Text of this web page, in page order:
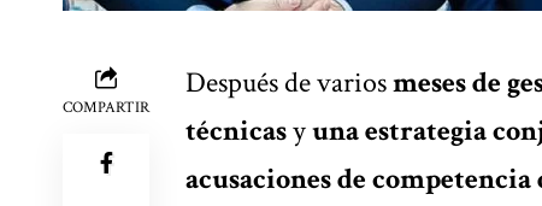
COMPARTIR
Después de variosmeses de
técnicasyuna estrategia
acusaciones de competencia